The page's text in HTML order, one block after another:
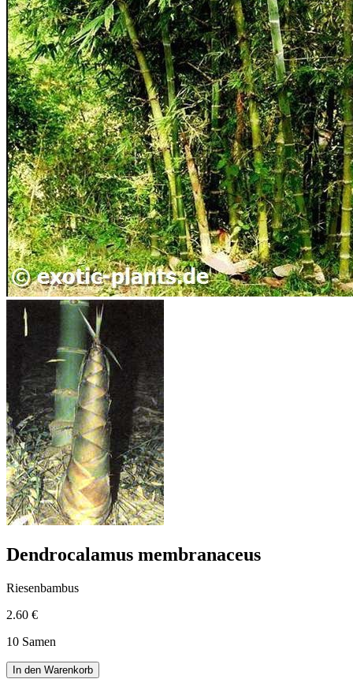
Dendrocalamus membranaceus
Riesenbambus
2.60 €
10 Samen
In den Warenkorb